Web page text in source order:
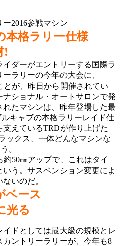
2016参戦マシン
本格ラリー仕様
!
ダーがエントリーする国際ラ
ラリーの今年の大会に、
が、昨日から開催されてい
ショナル・オートサロンで発
たマシンは、昨年登場した最
キャブの本格ラリーレイド仕
えているTRDが作り上げた
ックス、一体どんなマシンな
。
50㎜アップで、これはタイ
う。サスペンション変更によ
いのだ。
ベース
光る
ドとしては最大級の規模とレ
ントリーラリーが、今年も8